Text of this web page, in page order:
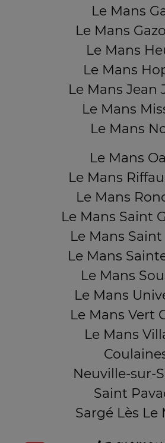
Le Mans
Le Mans
Le Mans
Le Mans
Le Mans Jean
Le Mans
Le Mans
Le Mans
Le Mans
Le Mans
Le Mans Saint
Le Mans
Le Mans
Le Mans
Le Mans
Le Mans Vert
Le Mans
Neuville-sur-
Saint
Sargé Lès Le